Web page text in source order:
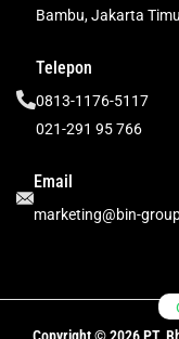
Bambu, Jakarta
Telepon
0813-1176-5117
021-291 95 766
Email
marketing@bin-